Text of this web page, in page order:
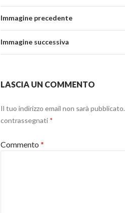
Immagine precedente
Immagine successiva
LASCIA UN COMMENTO
Il tuo indirizzo email non sarà pubblicato.
contrassegnati *
Commento *